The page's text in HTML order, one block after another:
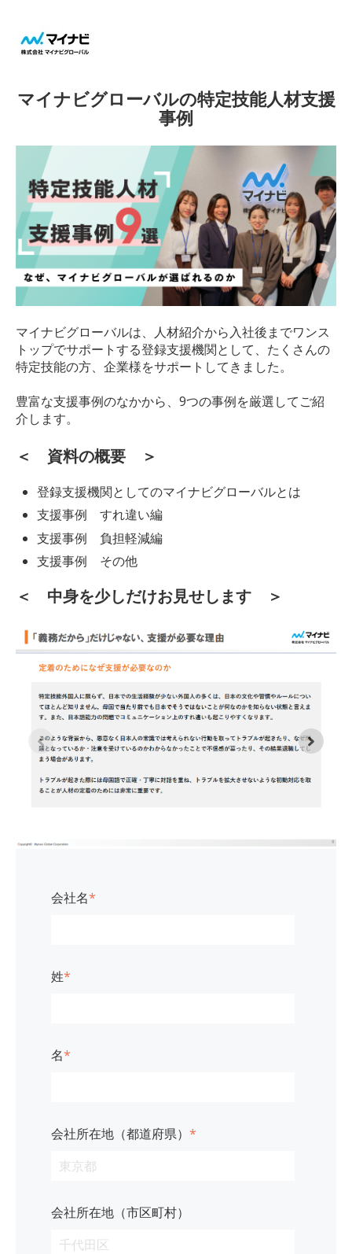
マイナビグローバルの特定技能人材支援
事例
マイナビグローバルは、人材紹介から入社後までワンス
トップでサポートする登録支援機関として、たくさんの
特定技能の方、企業様をサポートしてきました。
豊富な支援事例のなかから、9つの事例を厳選してご紹
介します。
＜ 資料の概要 ＞
登録支援機関としてのマイナビグローバルとは
支援事例 すれ違い編
支援事例 負担軽減編
支援事例 その他
＜ 中身を少しだけお見せします ＞
会社名*
姓*
名*
会社所在地（都道府県） *
会社所在地（市区町村）